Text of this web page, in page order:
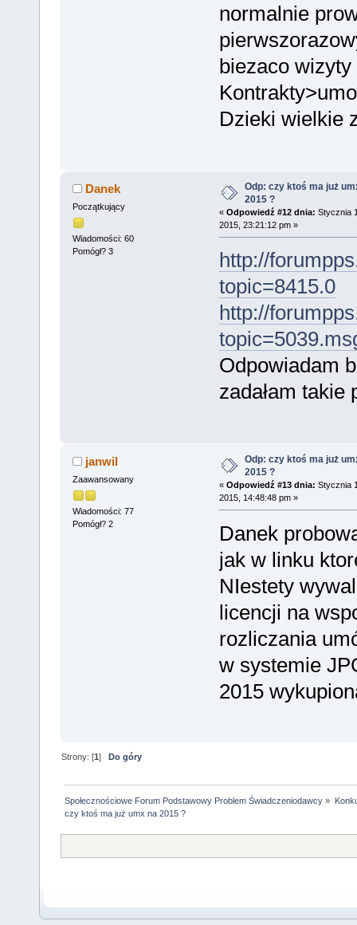
normalnie
biezaco
Dzieki wielkie
Danek
Początkujący
Wiadomości: 60
Pomógł? 3
Odp: czy ktoś ma już
2015 ?
« Odpowiedź #12 dnia: Stycznia
2015, 23:21:12 pm »
http://
topic=8415.0
http://
Odpowiadam
zadałam takie
janwil
Zaawansowany
Wiadomości: 77
Pomógł? 2
Odp: czy ktoś ma już
2015 ?
« Odpowiedź #13 dnia: Stycznia
2015, 14:48:48 pm »
Danek
jak w linku
NIestety
licencji na
rozliczania
w systemie
2015
Strony: [1]Do góry
Społecznościowe Forum Podstawowy Problem Świadczeniodawcy »
czy ktoś ma już umx na 2015 ?